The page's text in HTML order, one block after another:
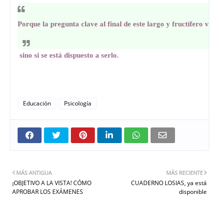
Porque la pregunta clave al final de este largo y fructífero
sino si se está dispuesto a serlo.
Educación Psicología
MÁS RECIENTE
CUADERNO LOSIAS, ya está
disponible
MÁS ANTIGUA
¡OBJETIVO A LA VISTA! CÓMO
APROBAR LOS EXÁMENES